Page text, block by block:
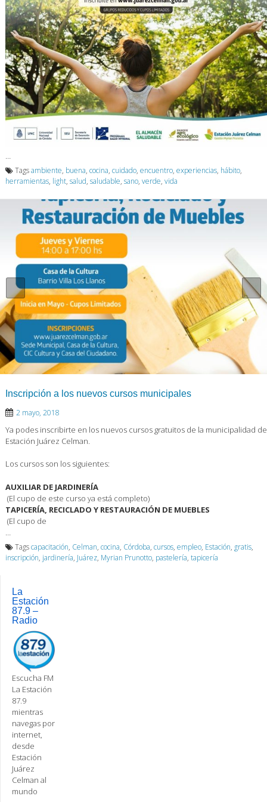
…
Tagsambiente, buena, cocina, cuidado, encuentro, experiencias, hábito,
herramientas, light, salud, saludable, sano, verde, vida
Inscripción a los nuevos cursos municipales
2 mayo, 2018
Ya podes inscribirte en los nuevos cursos gratuitos de la municipalidad de
Estación Juárez Celman.
Los cursos son los siguientes:
AUXILIAR DE JARDINERÍA
(El cupo de este curso ya está completo)
TAPICERÍA, RECICLADO Y RESTAURACIÓN DE MUEBLES
(El cupo de
…
Tagscapacitación, Celman, cocina, Córdoba, cursos, empleo, Estación, gratis,
inscripción, jardinería, Juárez, Myrian Prunotto, pastelería, tapicería
La
Estación
87.9 –
Radio
Escucha FM
La Estación
87.9
mientras
navegas por
internet,
desde
Estación
Juárez
Celman al
mundo